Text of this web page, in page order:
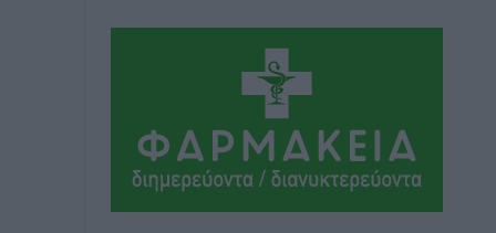
Ιάλυσος Β’: Νωρίς νωρίς μπήκαν στα
βάσανα της προετοιμασίας
πριν 7 ώρες
Εθνικός Αρχίπολης: Μεγάλο βήμα
προόδου η ίδρυση Ακαδημίας